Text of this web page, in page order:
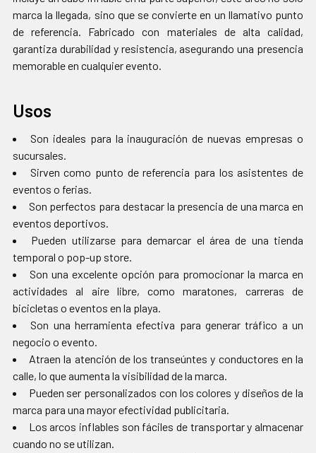
marca la llegada, sino que se convierte en un llamativo punto
de referencia. Fabricado con materiales de alta calidad,
garantiza durabilidad y resistencia, asegurando una presencia
memorable en cualquier evento.
Usos
Son ideales para la inauguración de nuevas empresas o
sucursales.
Sirven como punto de referencia para los asistentes de
eventos o ferias.
Son perfectos para destacar la presencia de una marca en
eventos deportivos.
Pueden utilizarse para demarcar el área de una tienda
temporal o pop-up store.
Son una excelente opción para promocionar la marca en
actividades al aire libre, como maratones, carreras de
bicicletas o eventos en la playa.
Son una herramienta efectiva para generar tráfico a un
negocio o evento.
Atraen la atención de los transeúntes y conductores en la
calle, lo que aumenta la visibilidad de la marca.
Pueden ser personalizados con los colores y diseños de la
marca para una mayor efectividad publicitaria.
Los arcos inflables son fáciles de transportar y almacenar
cuando no se utilizan.